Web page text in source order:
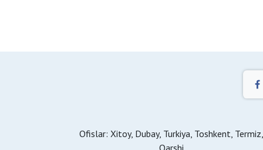
Ofislar: Xitoy, Dubay, Turkiya, Toshkent, Termiz,
Qarshi